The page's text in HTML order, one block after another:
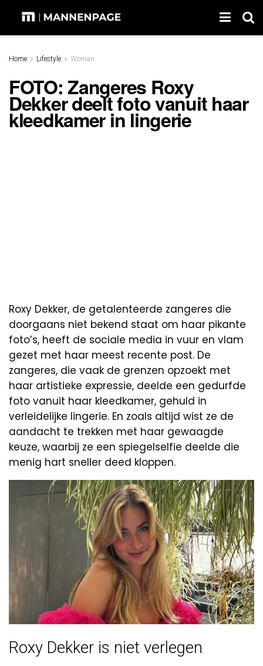
Home Lifestyle Woman
FOTO: Zangeres Roxy
Dekker deelt foto vanuit haar
kleedkamer in lingerie
Roxy Dekker, de getalenteerde zangeres die
doorgaans niet bekend staat om haar pikante
foto’s, heeft de sociale media in vuur en vlam
gezet met haar meest recente post. De
zangeres, die vaak de grenzen opzoekt met
haar artistieke expressie, deelde een gedurfde
foto vanuit haar kleedkamer, gehuld in
verleidelijke lingerie. En zoals altijd wist ze de
aandacht te trekken met haar gewaagde
keuze, waarbij ze een spiegelselfie deelde die
menig hart sneller deed kloppen.
Roxy Dekker is niet verlegen